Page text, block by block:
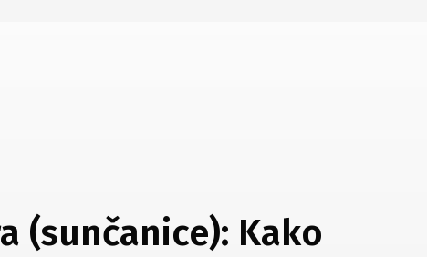
(sunčanice): Kako